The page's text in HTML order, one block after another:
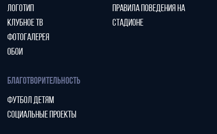
ЛОГОТИП
КЛУБНОЕ ТВ
ФОТОГАЛЕРЕЯ
ОБОИ
ПРАВИЛА ПОВЕДЕНИЯ НА
СТАДИОНЕ
БЛАГОТВОРИТЕЛЬНОСТЬ
ФУТБОЛ ДЕТЯМ
СОЦИАЛЬНЫЕ ПРОЕКТЫ